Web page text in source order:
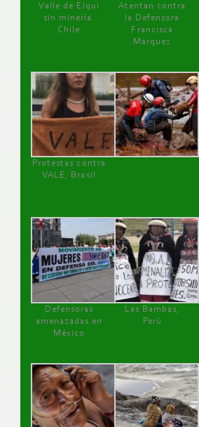
Valle de Elqui
sin minería.
Chile
Atentan contra
la Defensora
Francisca
Márquez
Protestas contra
VALE, Brasil
Defensoras
amenazadas en
México
Las Bambas,
Perú